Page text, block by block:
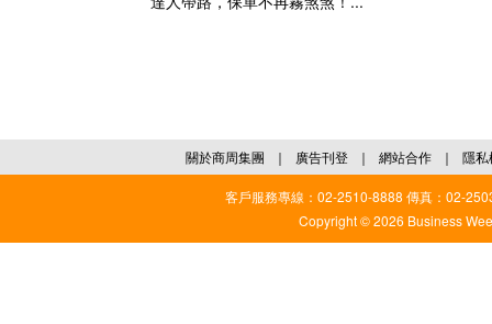
關於商周集團 ｜ 廣告刊登 ｜ 網站合作 ｜ 隱私
客戶服務專線：02-2510-8888 傳真：02-
Copyright © 2026 Business